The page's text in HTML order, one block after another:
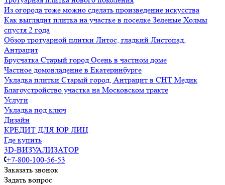
Из огорода тоже можно сделать произведение искусства
Как выглядит плитка на участке в поселке Зеленые Холмы
спустя 2 года
Обзор тротуарной плитки Литос, гладкий Листопад,
Антрацит
Брусчатка Старый город Осень в частном доме
Частное домовладение в Екатеринбурге
Укладка плитки Старый город, Антрацит в СНТ Медик
Благоустройство участка на Московском тракте
Услуги
Укладка под ключ
Дизайн
КРЕДИТ ДЛЯ ЮР ЛИЦ
Где купить
3D-ВИЗУАЛИЗАТОР
+7-800-100-56-53
Заказать звонок
Задать вопрос